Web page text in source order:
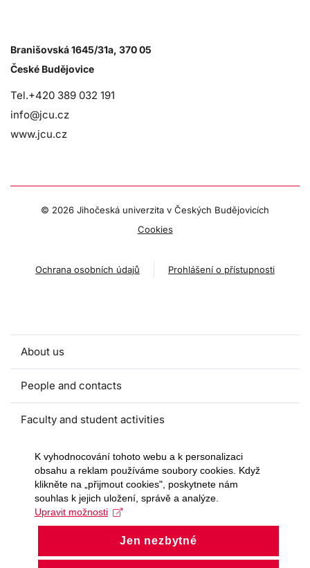
Branišovská 1645/31a, 370 05
České Budějovice
Tel.+420 389 032 191
info@jcu.cz
www.jcu.cz
© 2026 Jihočeská univerzita v Českých Budějovicích
Cookies
Ochrana osobních údajů Prohlášení o přístupnosti
About us
People and contacts
Faculty and student activities
Projects and strategic partnerships
Documents
European sustainable development week
Currently
K vyhodnocování tohoto webu a k personalizaci
obsahu a reklam používáme soubory cookies. Když
klikněte na „přijmout cookies", poskytnete nám
souhlas k jejich uložení, správě a analýze.
Upravit možnosti
Jen nezbytné